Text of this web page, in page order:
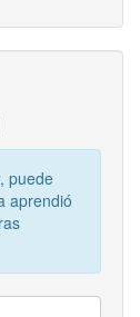
, puede
aprendió